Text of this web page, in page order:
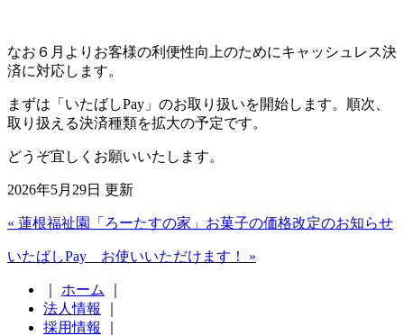
なお６月よりお客様の利便性向上のためにキャッシュレス決
済に対応します。
まずは「いたばしPay」のお取り扱いを開始します。順次、
取り扱える決済種類を拡大の予定です。
どうぞ宜しくお願いいたします。
2026年5月29日 更新
« 蓮根福祉園「ろーたすの家」お菓子の価格改定のお知らせ
いたばしPay お使いいただけます！ »
ホーム
法人情報
採用情報